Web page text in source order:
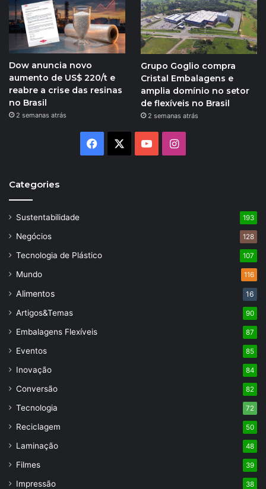
Dow anuncia novo
aumento de US$ 220/t e
reabre a crise das resinas
no Brasil
2 semanas atrás
Grupo Goglio compra
Cristal Embalagens e
amplia domínio no setor
de flexíveis no Brasil
2 semanas atrás
Facebook YouTubeInstagram
Categories
Sustentabilidade 193
Negócios 128
Tecnologia de Plástico 107
Mundo 116
Alimentos 16
Artigos&Temas 90
Embalagens Flexíveis 87
Eventos 85
Inovação 84
Conversão 82
Tecnologia 72
Reciclagem 50
Laminação 48
Filmes 39
Impressão 38